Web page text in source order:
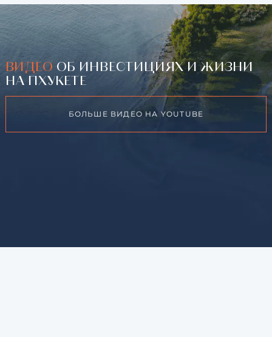
ВИДЕО ОБ ИНВЕСТИЦИЯХ И ЖИЗНИ
НА ПХУКЕТЕ
БОЛЬШЕ ВИДЕО НА YOUTUBE